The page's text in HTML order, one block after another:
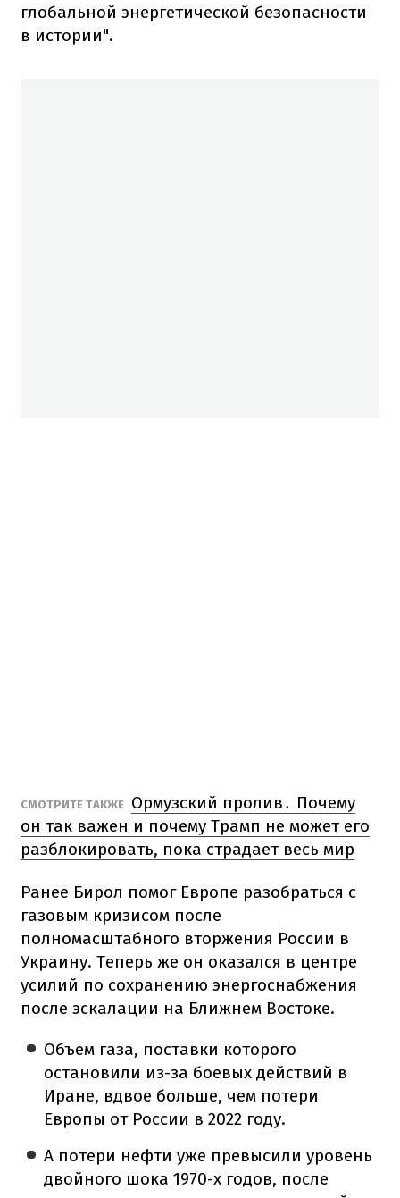
глобальной энергетической безопасности
в истории".
СМОТРИТЕ ТАКЖЕ Ормузский пролив․ Почему
он так важен и почему Трамп не может его
разблокировать, пока страдает весь мир
Ранее Бирол помог Европе разобраться с
газовым кризисом после
полномасштабного вторжения России в
Украину. Теперь же он оказался в центре
усилий по сохранению энергоснабжения
после эскалации на Ближнем Востоке.
Объем газа, поставки которого
остановили из-за боевых действий в
Иране, вдвое больше, чем потери
Европы от России в 2022 году.
А потери нефти уже превысили уровень
двойного шока 1970-х годов, после